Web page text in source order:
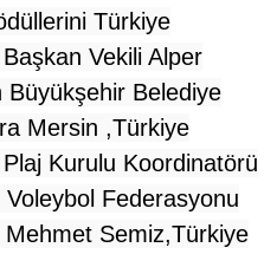
Türkiye
Vekili Alper
Büyükşehir Belediye
Mersin ,Türkiye
Kurulu Koordinatörü
Federasyonu
Mehmet Semiz,Türkiye